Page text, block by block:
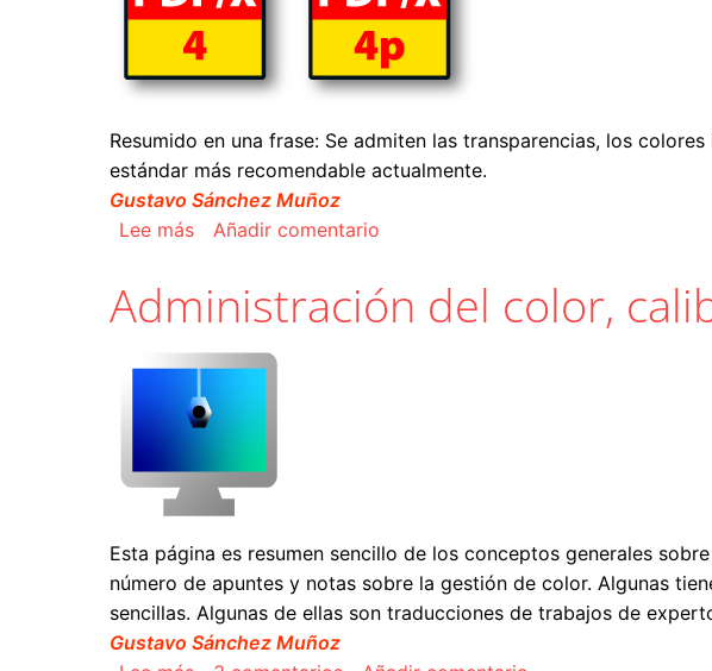
Resumido en una frase: Se admiten las transparencias, los
estándar más recomendable actualmente.
Gustavo Sánchez Muñoz
Lee mássobre El estándar PDF/X-4
Añadir comentario
Administración del color,
Esta página es resumen sencillo de los conceptos generales
número de apuntes y notas sobre la gestión de color. Algunas
sencillas. Algunas de ellas son traducciones de trabajos de
Gustavo Sánchez Muñoz